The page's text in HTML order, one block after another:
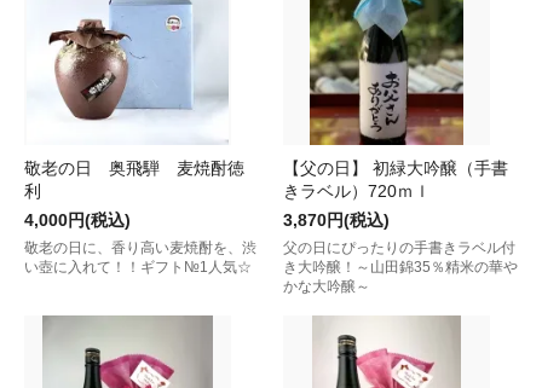
敬老の日 奥飛騨 麦焼酎徳
利
4,000円(税込)
敬老の日に、香り高い麦焼酎を、渋
い壺に入れて！！ギフト№1人気☆
【父の日】 初緑大吟醸（手書
きラベル）720ｍｌ
3,870円(税込)
父の日にぴったりの手書きラベル付
き大吟醸！～山田錦35％精米の華や
かな大吟醸～